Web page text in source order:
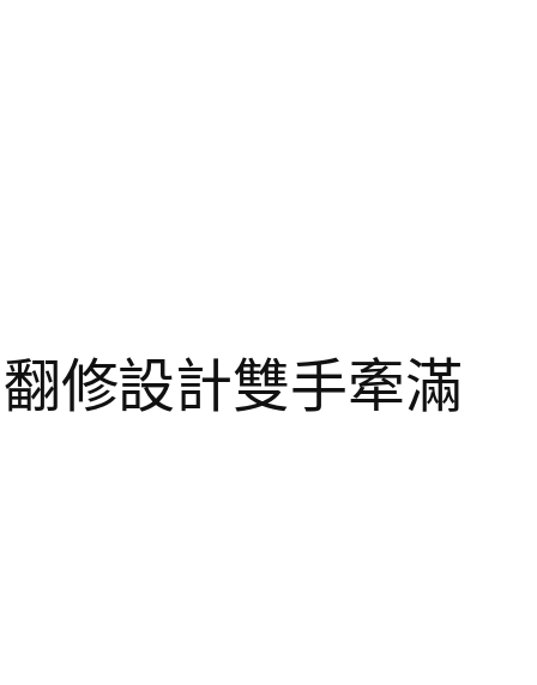
修設計雙手牽滿